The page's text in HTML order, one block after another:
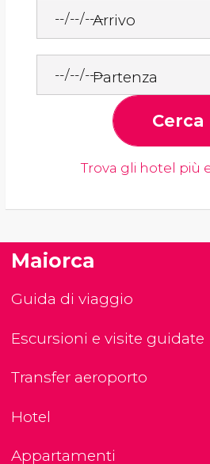
Arrivo
Partenza
Cerca
Trova gli hotel più
Maiorca
Guida di viaggio
Escursioni e visite guidate
Transfer aeroporto
Hotel
Appartamenti